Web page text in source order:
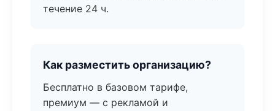
течение 24 ч.
Как разместить организацию?
Бесплатно в базовом тарифе,
премиум — с рекламой и